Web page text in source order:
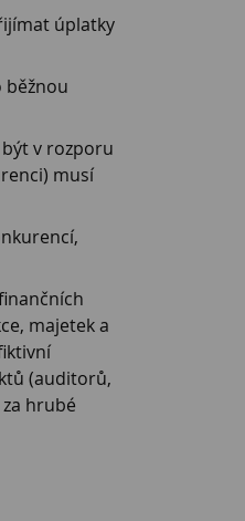
úplatky
v rozporu
musí
majetek a
(auditorů,
hrubé